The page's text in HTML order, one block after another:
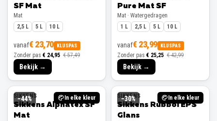
SF Mat
Mat
2,5 L
5 L 10 L
vanaf€ 23,70 KLUSPAS
Zonder pas € 24,95 € 57,49
Bekijk →
Pure Mat SF
Mat · Watergedragen
1 L
2,5 L 5 L 10 L
vanaf€ 23,99 KLUSPAS
Zonder pas € 25,25 € 42,99
Bekijk →
−44% In elke kleur
SIKKENS
Sikkens Alphatex SF
Mat
−30% In elke kleur
SIKKENS
Sikkens Rubbol EPS
Glans